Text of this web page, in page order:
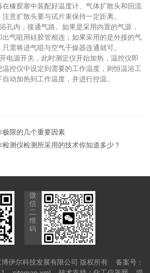
在橡胶塞中装配好温度计、气体扩散头和回流
意扩散头要与试片束保持一定距离。
内，接通气路。如果是采用内置的气源，
气咀用硅胶管相连；如果采用的是外接的气
需将进气咀与空气干燥器连通就可。
源开关，此时测定仪开始加热，温控仪即
控仪中设定到需要的工作温度，则恒温浴工
动加热到工作温度，并进行控温。
极限的几个重要因素
检测仪检测所采用的技术你知道多少？
微
信
二
维
码
伊尔科技发展有限公司 版权所有 备案号：